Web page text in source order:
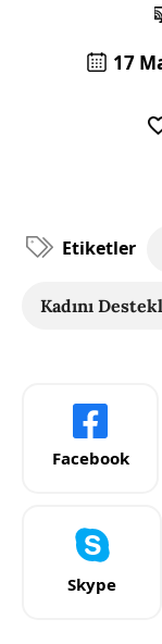
17
Etiketler
Kadını
Facebook
Skype